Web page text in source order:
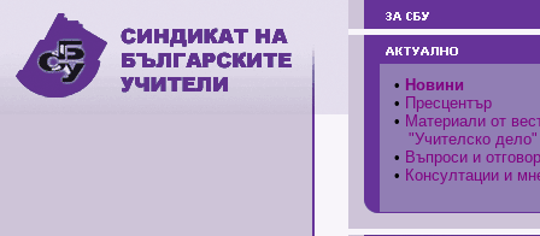
• Новини
• Пресцентър
• Материали от
"Учителско дело"
• Въпроси и
• Консултации и